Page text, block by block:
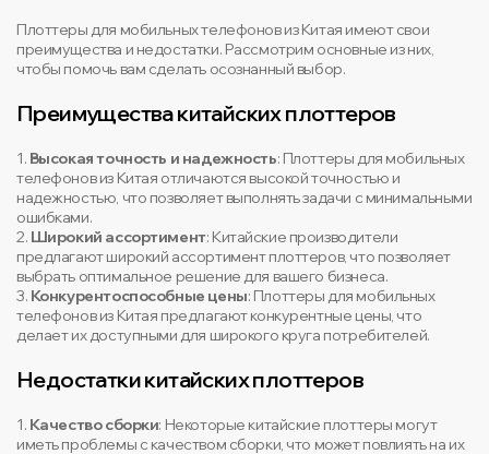
Плоттеры для мобильных телефонов из Китая имеют свои
преимущества и недостатки. Рассмотрим основные из них,
чтобы помочь вам сделать осознанный выбор.
Преимущества китайских плоттеров
1. Высокая точность и надежность: Плоттеры для мобильных
телефонов из Китая отличаются высокой точностью и
надежностью, что позволяет выполнять задачи с минимальными
ошибками.
2. Широкий ассортимент: Китайские производители
предлагают широкий ассортимент плоттеров, что позволяет
выбрать оптимальное решение для вашего бизнеса.
3. Конкурентоспособные цены: Плоттеры для мобильных
телефонов из Китая предлагают конкурентные цены, что
делает их доступными для широкого круга потребителей.
Недостатки китайских плоттеров
1. Качество сборки: Некоторые китайские плоттеры могут
иметь проблемы с качеством сборки, что может повлиять на их